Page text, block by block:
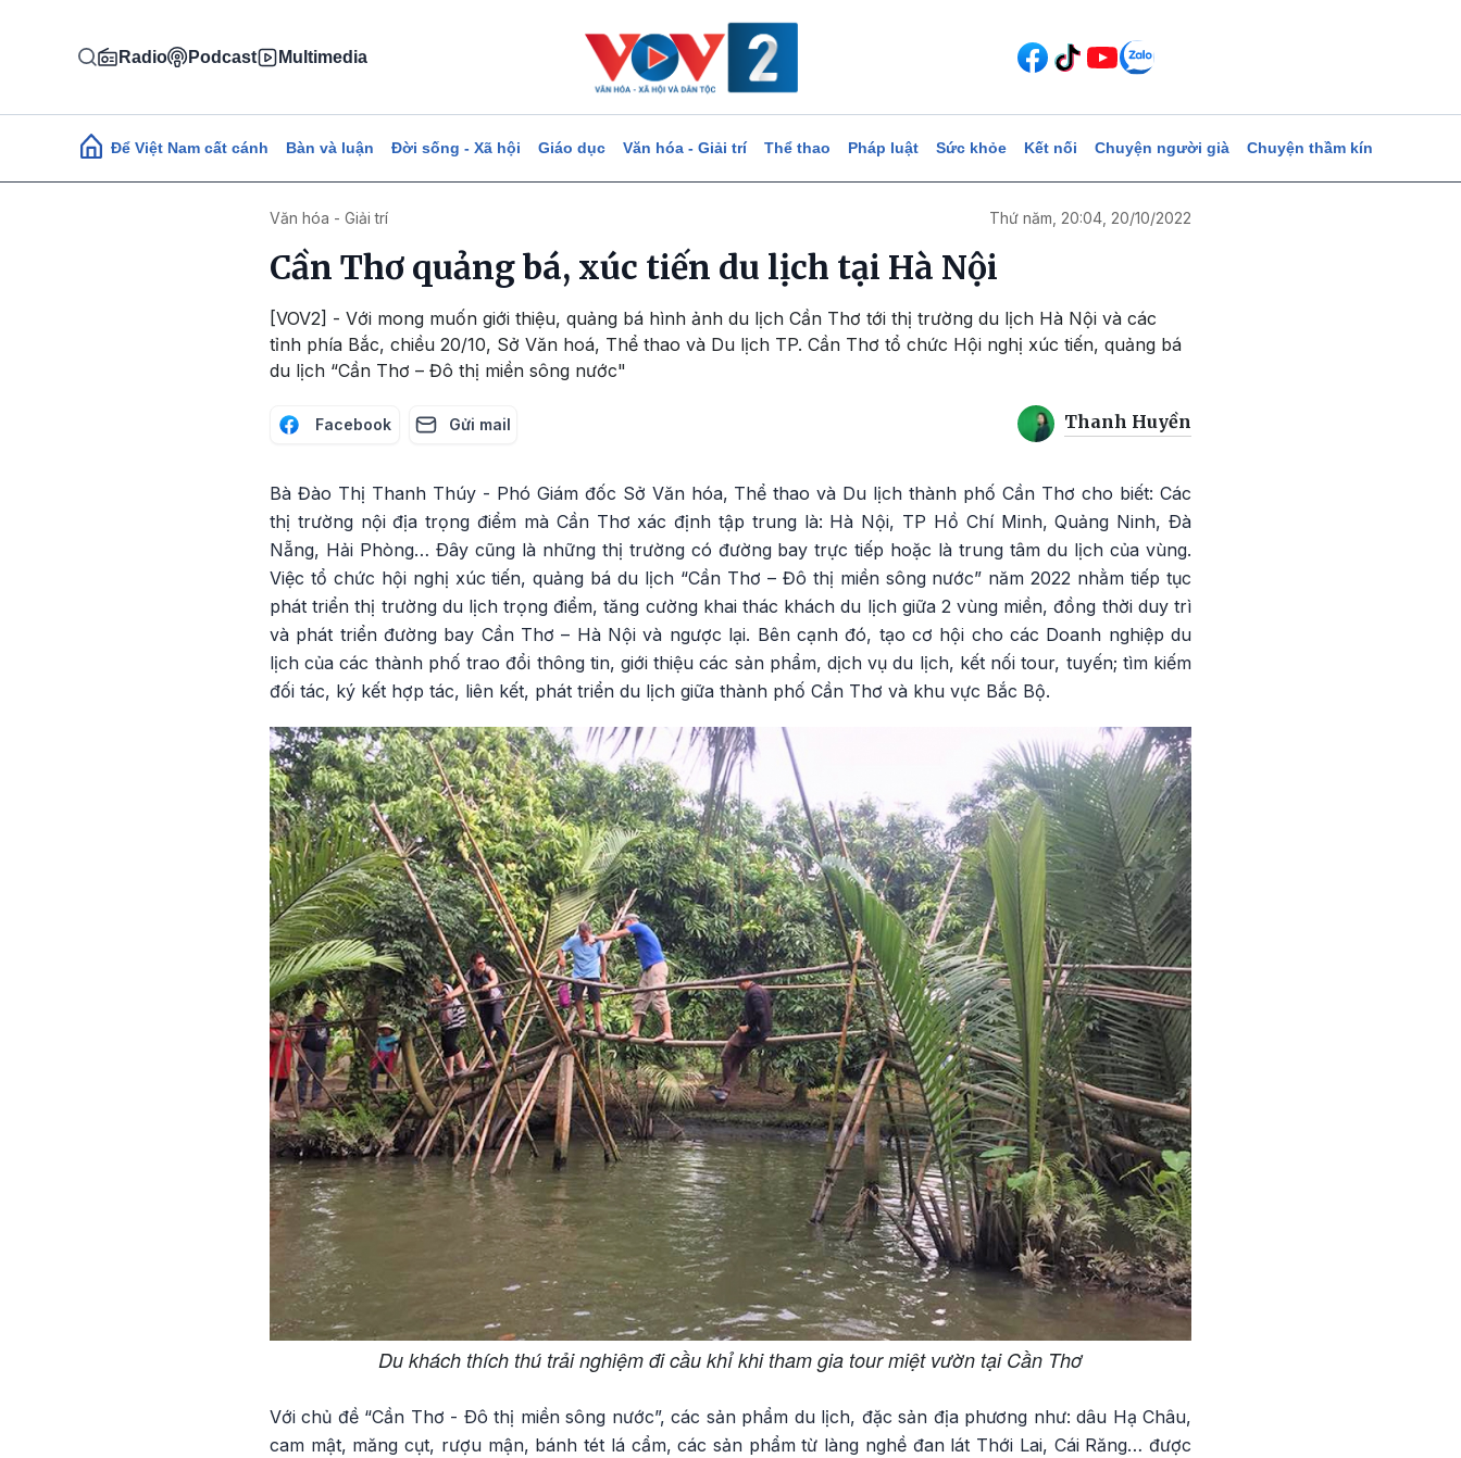
Radio Podcast Multimedia
Main navigation
Để Việt Nam cất cánh Bàn và luận Đời sống - Xã hội Giáo dục Văn hóa - Giải trí Thể thao Pháp luật Sức khỏe Kết nối Chuyện người già Chuyện thầm kín
Văn hóa - Giải trí Thứ năm, 20:04, 20/10/2022
Cần Thơ quảng bá, xúc tiến du lịch tại Hà Nội
[VOV2] - Với mong muốn giới thiệu, quảng bá hình ảnh du lịch Cần Thơ tới thị trường du lịch Hà Nội và các
tỉnh phía Bắc, chiều 20/10, Sở Văn hoá, Thể thao và Du lịch TP. Cần Thơ tổ chức Hội nghị xúc tiến, quảng bá
du lịch “Cần Thơ – Đô thị miền sông nước"
Facebook Gửi mail Thanh Huyền
Bà Đào Thị Thanh Thúy - Phó Giám đốc Sở Văn hóa, Thể thao và Du lịch thành phố Cần Thơ cho biết: Các
thị trường nội địa trọng điểm mà Cần Thơ xác định tập trung là: Hà Nội, TP Hồ Chí Minh, Quảng Ninh, Ðà
Nẵng, Hải Phòng… Ðây cũng là những thị trường có đường bay trực tiếp hoặc là trung tâm du lịch của vùng.
Việc tổ chức hội nghị xúc tiến, quảng bá du lịch “Cần Thơ – Đô thị miền sông nước” năm 2022 nhằm tiếp tục
phát triển thị trường du lịch trọng điểm, tăng cường khai thác khách du lịch giữa 2 vùng miền, đồng thời duy trì
và phát triển đường bay Cần Thơ – Hà Nội và ngược lại. Bên cạnh đó, tạo cơ hội cho các Doanh nghiệp du
lịch của các thành phố trao đổi thông tin, giới thiệu các sản phẩm, dịch vụ du lịch, kết nối tour, tuyến; tìm kiếm
đối tác, ký kết hợp tác, liên kết, phát triển du lịch giữa thành phố Cần Thơ và khu vực Bắc Bộ.
Du khách thích thú trải nghiệm đi cầu khỉ khi tham gia tour miệt vườn tại Cần Thơ
Với chủ đề “Cần Thơ - Ðô thị miền sông nước”, các sản phẩm du lịch, đặc sản địa phương như: dâu Hạ Châu,
cam mật, măng cụt, rượu mận, bánh tét lá cẩm, các sản phẩm từ làng nghề đan lát Thới Lai, Cái Răng… được